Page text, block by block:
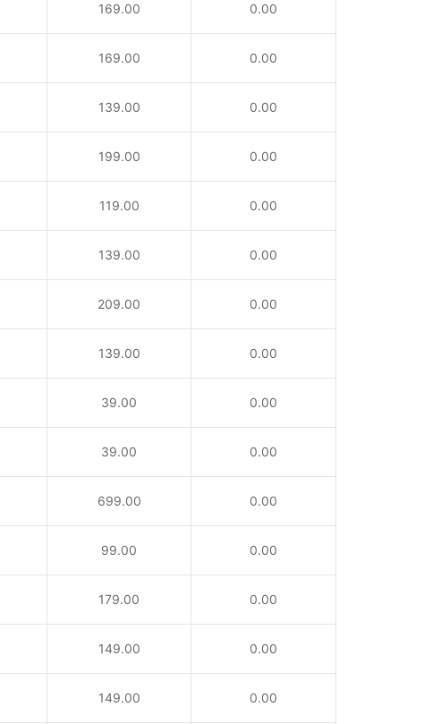
169.00 0.00
169.00 0.00
139.00 0.00
199.00 0.00
119.00 0.00
139.00 0.00
209.00 0.00
139.00 0.00
39.00 0.00
39.00 0.00
699.00 0.00
99.00 0.00
179.00 0.00
149.00 0.00
149.00 0.00